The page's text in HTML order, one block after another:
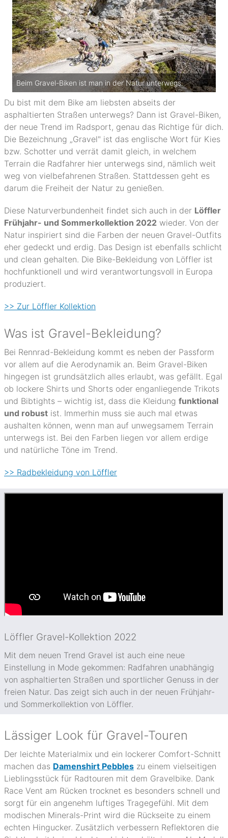
Beim Gravel-Biken ist man in der Natur unterwegs.
Du bist mit dem Bike am liebsten abseits der
asphaltierten Straßen unterwegs? Dann ist Gravel-Biken,
der neue Trend im Radsport, genau das Richtige für dich.
Die Bezeichnung „Gravel" ist das englische Wort für Kies
bzw. Schotter und verrät damit gleich, in welchem
Terrain die Radfahrer hier unterwegs sind, nämlich weit
weg von vielbefahrenen Straßen. Stattdessen geht es
darum die Freiheit der Natur zu genießen.
Diese Naturverbundenheit findet sich auch in der Löffler
Frühjahr- und Sommerkollektion 2022 wieder. Von der
Natur inspiriert sind die Farben der neuen Gravel-Outfits
eher gedeckt und erdig. Das Design ist ebenfalls schlicht
und clean gehalten. Die Bike-Bekleidung von Löffler ist
hochfunktionell und wird verantwortungsvoll in Europa
produziert.
>> Zur Löffler Kollektion
Was ist Gravel-Bekleidung?
Bei Rennrad-Bekleidung kommt es neben der Passform
vor allem auf die Aerodynamik an. Beim Gravel-Biken
hingegen ist grundsätzlich alles erlaubt, was gefällt. Egal
ob lockere Shirts und Shorts oder enganliegende Trikots
und Bibtights – wichtig ist, dass die Kleidung funktional
und robust ist. Immerhin muss sie auch mal etwas
aushalten können, wenn man auf unwegsamem Terrain
unterwegs ist. Bei den Farben liegen vor allem erdige
und natürliche Töne im Trend.
>> Radbekleidung von Löffler
Löffler Gravel-Kollektion 2022
Mit dem neuen Trend Gravel ist auch eine neue
Einstellung in Mode gekommen: Radfahren unabhängig
von asphaltierten Straßen und sportlicher Genuss in der
freien Natur. Das zeigt sich auch in der neuen Frühjahr-
und Sommerkollektion von Löffler.
Lässiger Look für Gravel-Touren
Der leichte Materialmix und ein lockerer Comfort-Schnitt
machen das Damenshirt Pebbles zu einem vielseitigen
Lieblingsstück für Radtouren mit dem Gravelbike. Dank
Race Vent am Rücken trocknet es besonders schnell und
sorgt für ein angenehm luftiges Tragegefühl. Mit dem
modischen Minerals-Print wird die Rückseite zu einem
echten Hingucker. Zusätzlich verbessern Reflektoren die